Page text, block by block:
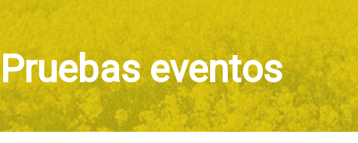
Pruebas eventos